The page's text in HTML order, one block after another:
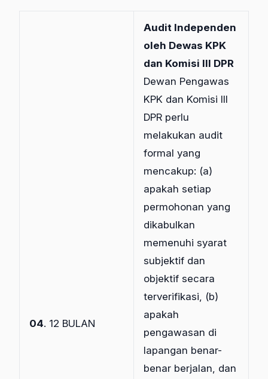
04. 12 BULAN
Audit Independen
oleh Dewas KPK
dan Komisi III DPR
Dewan Pengawas
KPK dan Komisi III
DPR perlu
melakukan audit
formal yang
mencakup: (a)
apakah setiap
permohonan yang
dikabulkan
memenuhi syarat
subjektif dan
objektif secara
terverifikasi, (b)
apakah
pengawasan di
lapangan benar-
benar berjalan, dan